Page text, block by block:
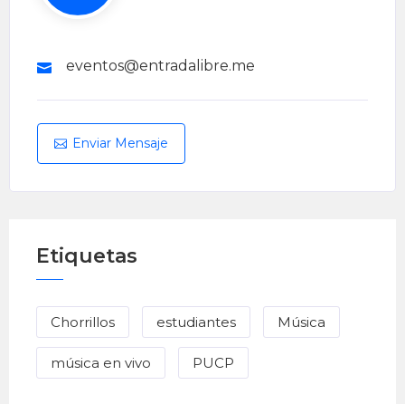
eventos@entradalibre.me
Enviar Mensaje
Etiquetas
Chorrillos estudiantes Música
música en vivo PUCP